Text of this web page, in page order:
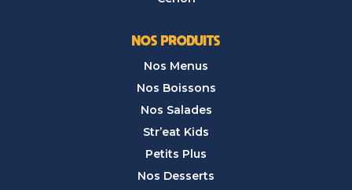
NOS PRODUITS
Nos Menus
Nos Boissons
Nos Salades
Str’eat Kids
Petits Plus
Nos Desserts